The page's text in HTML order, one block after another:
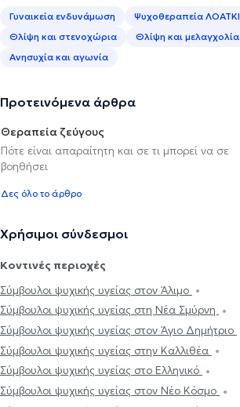
Γυναικεία ενδυνάμωση Ψυχοθεραπεία ΛΟΑΤΚΙ
Θλίψη και στενοχώρια
Θλίψη και μελαγχολία
Ανησυχία και αγωνία
Προτεινόμενα άρθρα
Θεραπεία ζεύγους
Πότε είναι απαραίτητη και σε τι μπορεί να σε
βοηθήσει
Δες όλο το άρθρο
Χρήσιμοι σύνδεσμοι
Κοντινές περιοχές
Σύμβουλοι ψυχικής υγείας στον Άλιμο
Σύμβουλοι ψυχικής υγείας στη Νέα Σμύρνη
Σύμβουλοι ψυχικής υγείας στον Άγιο Δημήτριο
Σύμβουλοι ψυχικής υγείας στην Καλλιθέα
Σύμβουλοι ψυχικής υγείας στο Ελληνικό
Σύμβουλοι ψυχικής υγείας στον Νέο Κόσμο